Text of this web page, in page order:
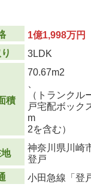
1億1,998万円
3LDK
積
70.67m2
（トランクル
戸宅配ボック
m
2を含む）
神奈川県川崎
登戸
小田急線「登